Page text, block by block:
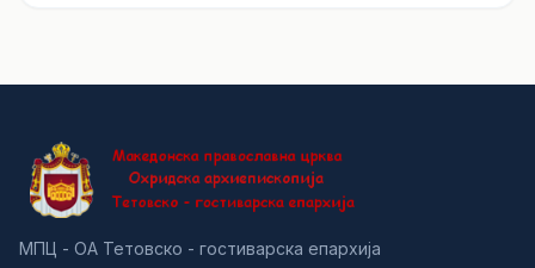
МПЦ - ОА Тетовско - гостиварска епархија